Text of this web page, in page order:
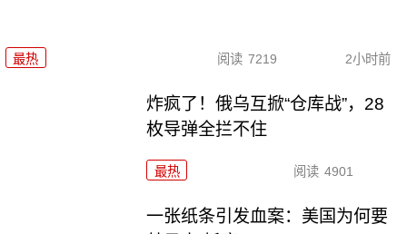
最热 阅读 7219 2小时前
炸疯了！俄乌互掀“仓库战”，28
枚导弹全拦不住
最热 阅读 4901
一张纸条引发血案：美国为何要